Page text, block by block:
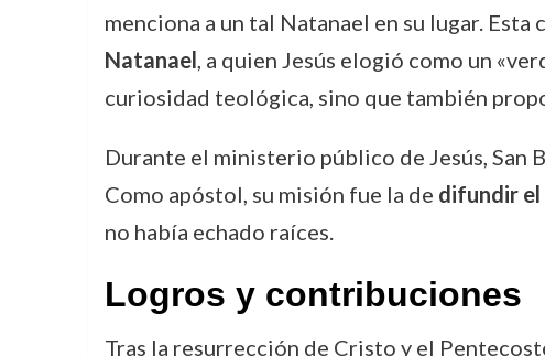
menciona a un tal Natanael en su lugar.
Natanael, a quien Jesús elogió como un
curiosidad teológica, sino que también
Durante el ministerio público de Jesús, San
Como apóstol, su misión fue la de difundir el
no había echado raíces.
Logros y contribuciones
Tras la resurrección de Cristo y el